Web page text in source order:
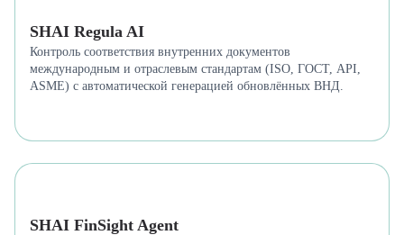
SHAI Regula AI
Контроль соответствия внутренних документов
международным и отраслевым стандартам (ISO, ГОСТ, API,
ASME) с автоматической генерацией обновлённых ВНД.
SHAI FinSight Agent